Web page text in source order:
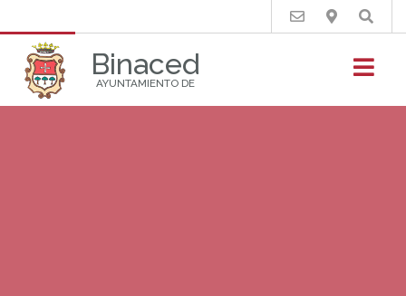
Binaced
AYUNTAMIENTO DE
Buscar